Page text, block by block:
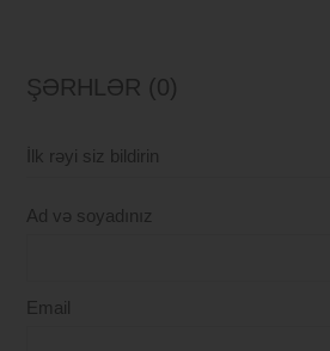
ŞƏRHLƏR (0)
İlk rəyi siz bildirin
Ad və soyadınız
Email